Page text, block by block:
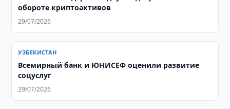
обороте криптоактивов
29/07/2026
УЗБЕКИСТАН
Всемирный банк и ЮНИСЕФ оценили развитие
соцуслуг
29/07/2026